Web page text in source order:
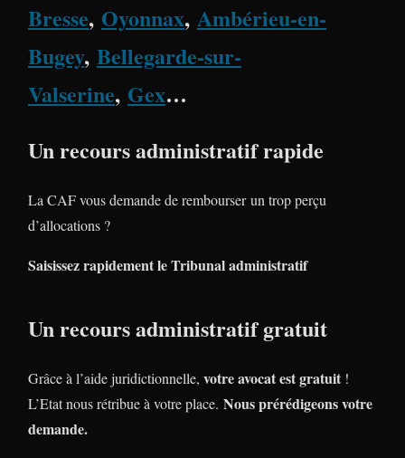
Bresse, Oyonnax, Ambérieu-en-
Bugey, Bellegarde-sur-
Valserine, Gex…
Un recours administratif rapide
La CAF vous demande de rembourser un trop perçu
d’allocations ?
Saisissez rapidement le Tribunal administratif
Un recours administratif gratuit
Grâce à l’aide juridictionnelle, votre avocat est gratuit !
L’Etat nous rétribue à votre place. Nous prérédigeons votre
demande.